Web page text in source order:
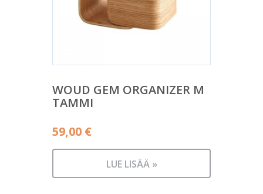
WOUD GEM ORGANIZER M
TAMMI
59,00 €
LUE LISÄÄ »